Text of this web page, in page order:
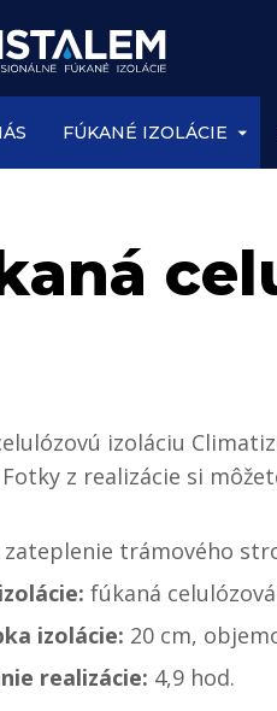
FÚKANÉ IZOLÁCIE
izoláciu
z realizácie si
zateplenie trámového
fúkaná
izolácie: 20 cm,
realizácie: 4,9 hod.